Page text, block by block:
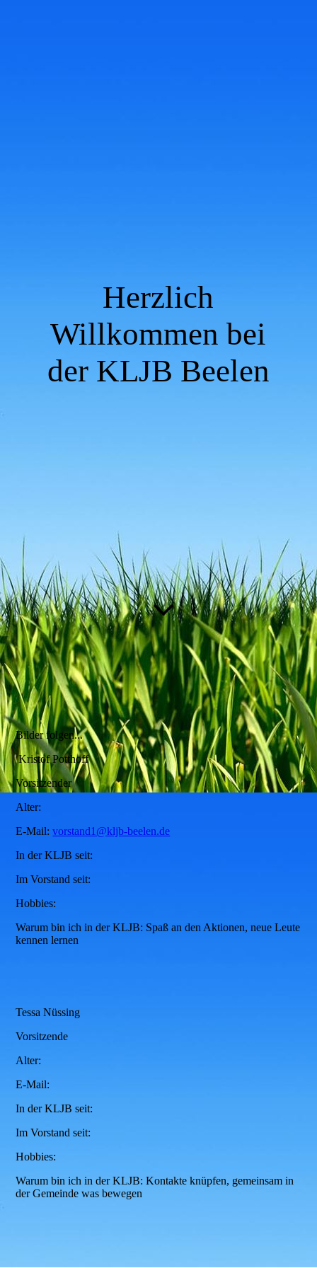
Herzlich
Willkommen bei
der KLJB Beelen
Bilder folgen...
Kristof Potthoff
Vorsitzender
Alter:
E-Mail:vorstand1@kljb-beelen.de
In der KLJB seit:
Im Vorstand seit:
Hobbies:
Warum bin ich in der KLJB: Spaß an den Aktionen, neue Leute
kennen lernen
Tessa Nüssing
Vorsitzende
Alter:
E-Mail:
In der KLJB seit:
Im Vorstand seit:
Hobbies:
Warum bin ich in der KLJB: Kontakte knüpfen, gemeinsam in
der Gemeinde was bewegen